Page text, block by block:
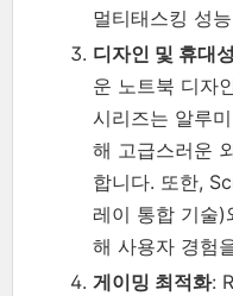
멀티태스킹 성
디자인 및 휴대성
운 노트북 디자
시리즈는 알루
해 고급스러운
합니다. 또한,
레이 통합 기술)
해 사용자 경험
게이밍 최적화: